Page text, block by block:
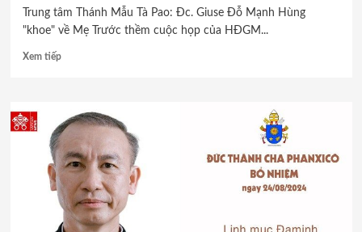
Trung tâm Thánh Mẫu Tà Pao: Đc. Giuse Đỗ Mạnh Hùng
"khoe" về Mẹ Trước thềm cuộc họp của HĐGM...
Xem tiếp